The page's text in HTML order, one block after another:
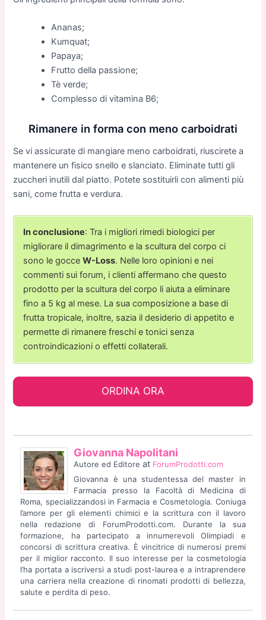
Ananas;
Kumquat;
Papaya;
Frutto della passione;
Tè verde;
Complesso di vitamina B6;
Rimanere in forma con meno carboidrati
Se vi assicurate di mangiare meno carboidrati, riuscirete a
mantenere un fisico snello e slanciato. Eliminate tutti gli
zuccheri inutili dal piatto. Potete sostituirli con alimenti più
sani, come frutta e verdura.
In conclusione: Tra i migliori rimedi biologici per
migliorare il dimagrimento e la scultura del corpo ci
sono le gocceW-Loss. Nelle loro opinioni e nei
commenti sui forum, i clienti affermano che questo
prodotto per la scultura del corpo li aiuta a eliminare
fino a 5 kg al mese. La sua composizione a base di
frutta tropicale, inoltre, sazia il desiderio di appetito e
permette di rimanere freschi e tonici senza
controindicazioni o effetti collaterali.
ORDINA ORA
Giovanna Napolitani
Autore ed Editore at ForumProdotti.com
Giovanna è una studentessa del master in
Farmacia presso la Facoltà di Medicina di
Roma, specializzandosi in Farmacia e Cosmetologia. Coniuga
l’amore per gli elementi chimici e la scrittura con il lavoro
nella redazione di ForumProdotti.com. Durante la sua
formazione, ha partecipato a innumerevoli Olimpiadi e
concorsi di scrittura creativa. È vincitrice di numerosi premi
per il miglior racconto. Il suo interesse per la cosmetologia
l’ha portata a iscriversi a studi post-laurea e a intraprendere
una carriera nella creazione di rinomati prodotti di bellezza,
salute e perdita di peso.